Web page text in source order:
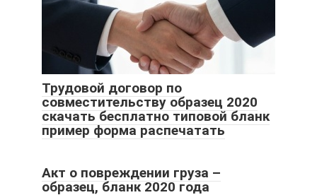
Трудовой договор по
совместительству образец 2020
скачать бесплатно типовой бланк
пример форма распечатать
Акт о повреждении груза –
образец, бланк 2020 года